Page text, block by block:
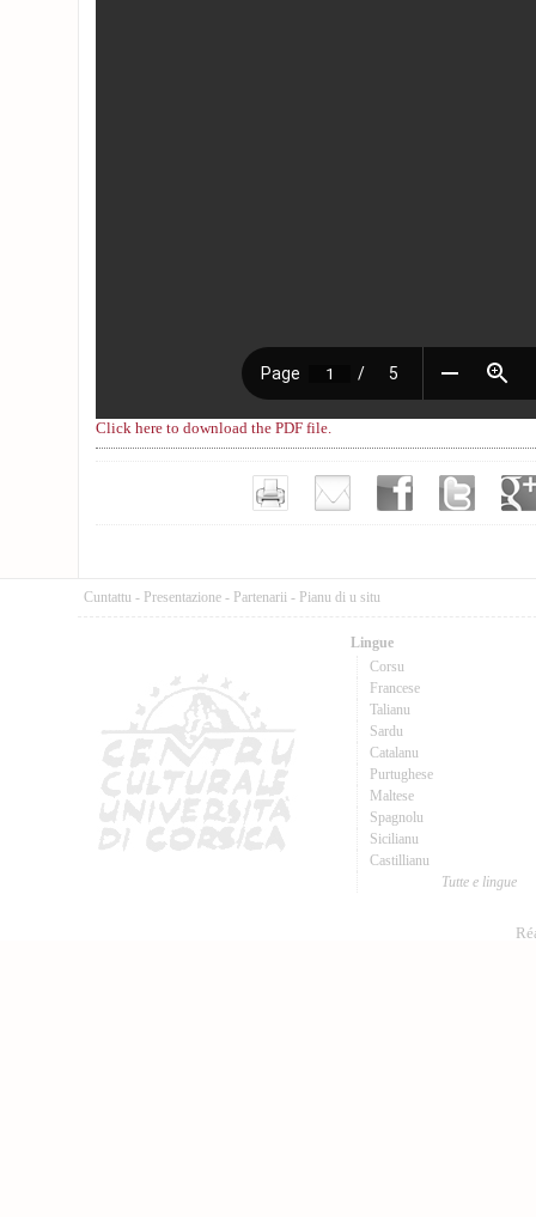
Click here to download the PDF file.
Cuntattu - Presentazione - Partenarii - Pianu di u situ
Lingue
Corsu
Francese
Talianu
Sardu
Catalanu
Purtughese
Maltese
Spagnolu
Sicilianu
Castillianu
Tutte e lingue